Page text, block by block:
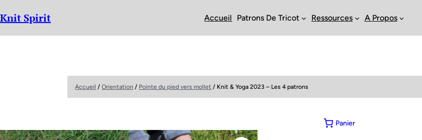
Knit Spirit Accueil Patrons De Tricot Ressources A Propos
Accueil /Orientation / Pointe du pied vers mollet / Knit & Yoga 2023 – Les 4 patrons
Panier